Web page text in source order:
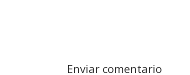
Enviar comentario